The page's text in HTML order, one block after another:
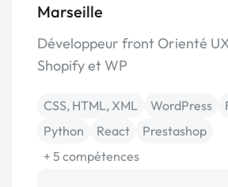
Marseille
Développeur front Orienté
Shopify et WP
CSS, HTML, XML WordPress
Python
React
Prestashop
+ 5 compétences